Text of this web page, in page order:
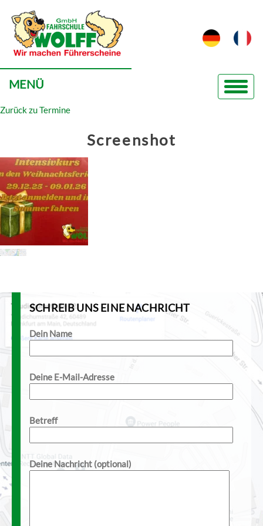
MENÜ
Zurück zu Termine
Screenshot
SCHREIB UNS EINE NACHRICHT
Dein Name
Deine E-Mail-Adresse
Betreff
Deine Nachricht (optional)